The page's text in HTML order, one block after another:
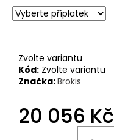
Zvolte variantu
Kód: Zvolte variantu
Značka:Brokis
20 056 Kč